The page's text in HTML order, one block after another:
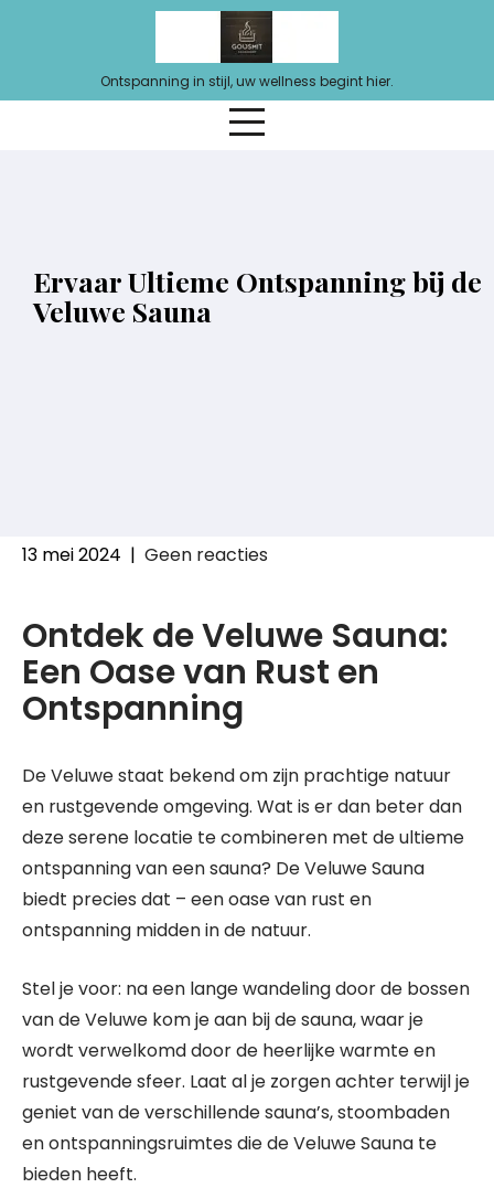
Ontspanning in stijl, uw wellness begint hier.
Ervaar Ultieme Ontspanning bij de
Veluwe Sauna
13 mei 2024 | Geen reacties
Ontdek de Veluwe Sauna:
Een Oase van Rust en
Ontspanning
De Veluwe staat bekend om zijn prachtige natuur
en rustgevende omgeving. Wat is er dan beter dan
deze serene locatie te combineren met de ultieme
ontspanning van een sauna? De Veluwe Sauna
biedt precies dat – een oase van rust en
ontspanning midden in de natuur.
Stel je voor: na een lange wandeling door de bossen
van de Veluwe kom je aan bij de sauna, waar je
wordt verwelkomd door de heerlijke warmte en
rustgevende sfeer. Laat al je zorgen achter terwijl je
geniet van de verschillende sauna’s, stoombaden
en ontspanningsruimtes die de Veluwe Sauna te
bieden heeft.